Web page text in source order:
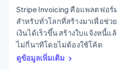
การซิงค์
ข้อมูล
เพิ่มเติม
Product roadmap
และสันทนาก
ประกันภัย
สื่อและความบั
องค์กรไม่แสว
บริการเฉพาะท
ภาครัฐ
ธุรกิจค้าปลีก
แอป
ตัวอย่างโค้ด
บล็อกของนัก
สถานะ API
ติดต่อฝ่ายขาย
สมัครเป็นพาร์
Stripe Invoicing คือแพลตฟอ
สำหรับทั่วโลกที่สร้างมาเพื่อช่
เงินได้เร็วขึ้น สร้างใบแจ้งหนี้
ไม่กี่นาทีโดยไม่ต้องใช้โค้ด
ดูข้อมูลเพิ่มเติม